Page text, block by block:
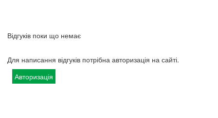
Відгуків поки що немає
Для написання відгуків потрібна авторизація на сайті.
Авторизація